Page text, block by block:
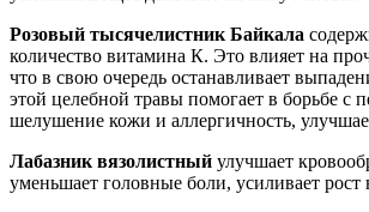
Розовый тысячелистник Байкала
количество витамина К. Это влияет на
что в свою очередь останавливает
этой целебной травы помогает в борьбе с
шелушение кожи и аллергичность,
Лабазник вязолистный улучшает
уменьшает головные боли, усиливает рост